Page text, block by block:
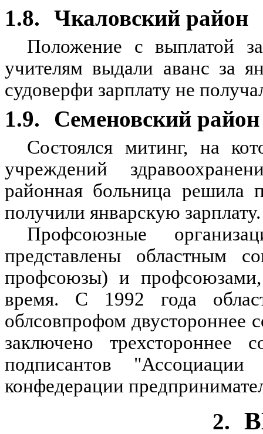
1.8. Чкаловский район
Положение с выплатой
учителям выдали аванс за
судоверфи зарплату не
1.9. Семеновский район
Состоялся митинг, на
учреждений
районная больница решила
получили январскую зарплату.
Профсоюзные
представлены областным
профсоюзы) и
время. С 1992 года
облсовпрофом двустороннее
заключено
подписантов
конфедерации
2.